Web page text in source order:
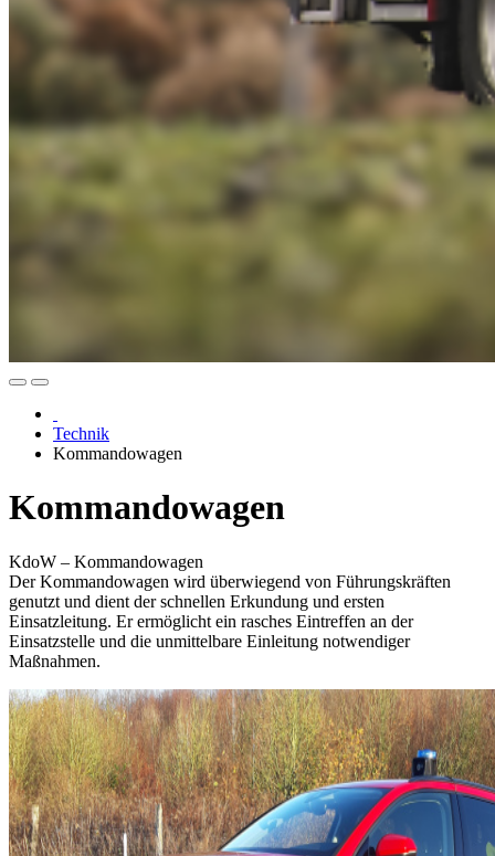
Technik
Kommandowagen
Kommandowagen
KdoW – Kommandowagen
Der Kommandowagen wird überwiegend von Führungskräften
genutzt und dient der schnellen Erkundung und ersten
Einsatzleitung. Er ermöglicht ein rasches Eintreffen an der
Einsatzstelle und die unmittelbare Einleitung notwendiger
Maßnahmen.